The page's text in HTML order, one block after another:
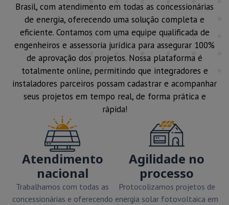
Brasil, com atendimento em todas as concessionárias
de energia, oferecendo uma solução completa e
eficiente. Contamos com uma equipe qualificada de
engenheiros e assessoria jurídica para assegurar 100%
de aprovação dos projetos. Nossa plataforma é
totalmente online, permitindo que integradores e
instaladores parceiros possam cadastrar e acompanhar
seus projetos em tempo real, de forma prática e
rápida!
Atendimento
nacional
Trabalhamos com todas as
concessionárias e oferecendo
Agilidade no
processo
Protocolizamos projetos de
energia solar fotovoltaica em